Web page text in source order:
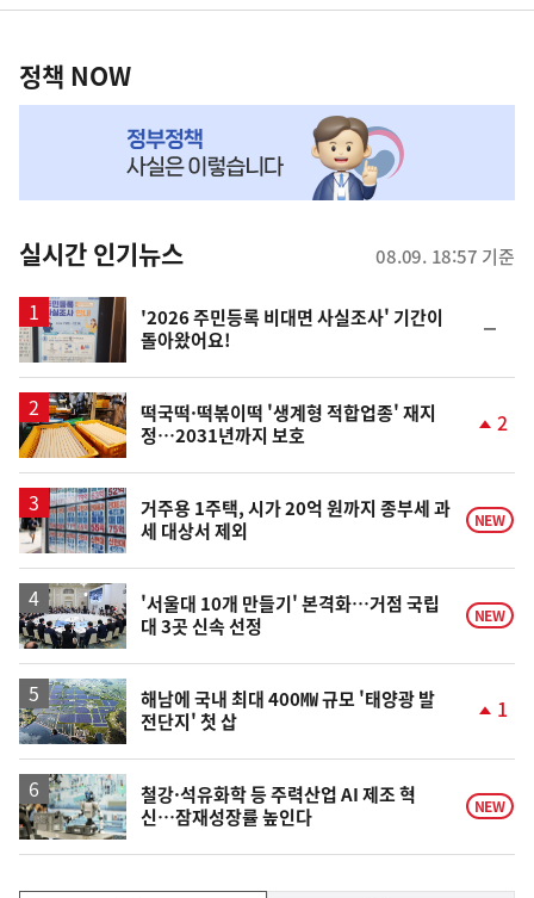
책
NOW,
뉴
스
정책 NOW
실시간 인기뉴스 08.09. 18:57 기준
'2026 주민등록 비대면 사실조사' 기간이
돌아왔어요!
일
떡국떡·떡볶이떡 '생계형 적합업종' 재지
정…2031년까지 보호
상
승
2
거주용 1주택, 시가 20억 원까지 종부세 과
세 대상서 제외
NEW
'서울대 10개 만들기' 본격화…거점 국립
대 3곳 신속 선정
NEW
해남에 국내 최대 400㎿ 규모 '태양광 발
전단지' 첫 삽
상
승
1
철강·석유화학 등 주력산업 AI 제조 혁
신…잠재성장률 높인다
NEW